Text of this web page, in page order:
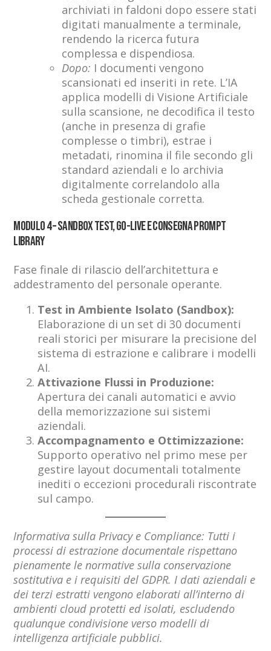
archiviati in faldoni dopo essere stati
digitati manualmente a terminale,
rendendo la ricerca futura
complessa e dispendiosa.
Dopo: I documenti vengono
scansionati ed inseriti in rete. L’IA
applica modelli di Visione Artificiale
sulla scansione, ne decodifica il testo
(anche in presenza di grafie
complesse o timbri), estrae i
metadati, rinomina il file secondo gli
standard aziendali e lo archivia
digitalmente correlandolo alla
scheda gestionale corretta.
Modulo 4 – Sandbox Test, Go-Live e Consegna Prompt
Library
Fase finale di rilascio dell’architettura e
addestramento del personale operante.
Test in Ambiente Isolato (Sandbox):
Elaborazione di un set di 30 documenti
reali storici per misurare la precisione del
sistema di estrazione e calibrare i modelli
AI.
Attivazione Flussi in Produzione:
Apertura dei canali automatici e avvio
della memorizzazione sui sistemi
aziendali.
Accompagnamento e Ottimizzazione:
Supporto operativo nel primo mese per
gestire layout documentali totalmente
inediti o eccezioni procedurali riscontrate
sul campo.
Informativa sulla Privacy e Compliance: Tutti i
processi di estrazione documentale rispettano
pienamente le normative sulla conservazione
sostitutiva e i requisiti del GDPR. I dati aziendali e
dei terzi estratti vengono elaborati all’interno di
ambienti cloud protetti ed isolati, escludendo
qualunque condivisione verso modelli di
intelligenza artificiale pubblici.